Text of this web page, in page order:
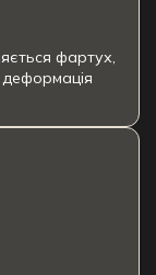
фартух,